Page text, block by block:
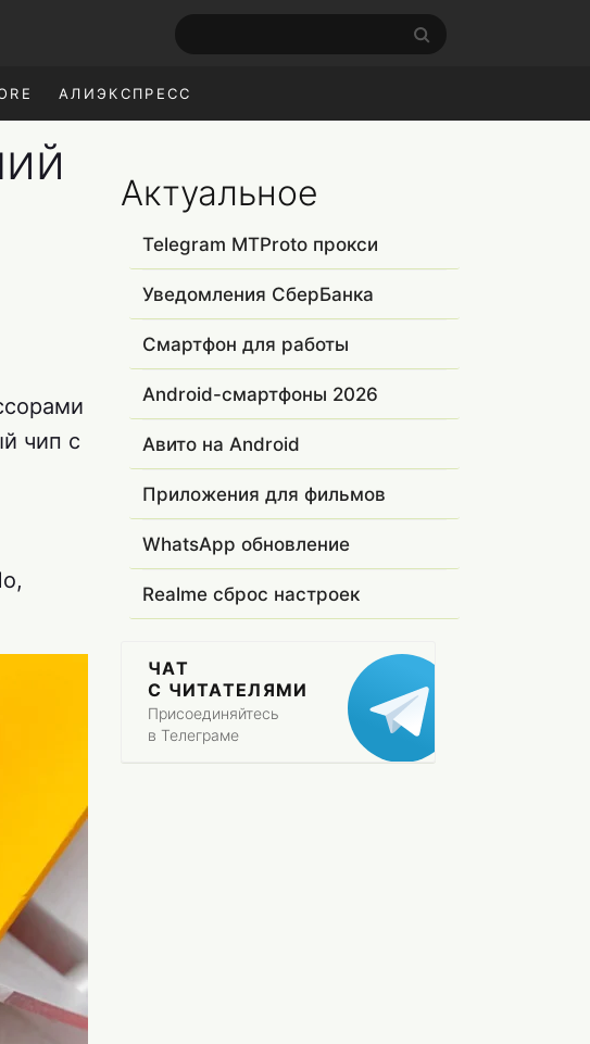
АЛИЭКСПРЕСС
чип с
Актуальное
Telegram MTProto прокси
Уведомления СберБанка
Смартфон для работы
Android-смартфоны 2026
Авито на Android
Приложения для фильмов
WhatsApp обновление
Realme сброс настроек
ЧАТ
С ЧИТАТЕЛЯМИ
Присоединяйтесь
в Телеграме